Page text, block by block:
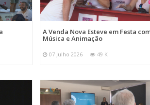
A Venda Nova Esteve em Festa
Música e Animação
07 Julho 2026 49 K